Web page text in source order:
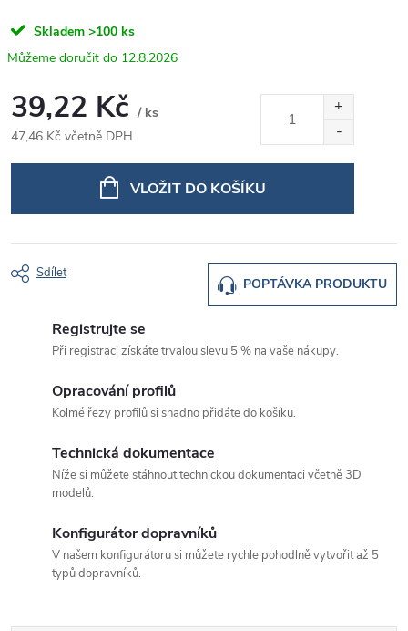
Skladem >100 ks
12.8.2026
39,22 Kč / ks
47,46 Kč včetně DPH
VLOŽIT DO KOŠÍKU
POPTÁVKA PRODUKTU
Sdílet
Registrujte se
Při registraci získáte trvalou slevu 5 % na vaše nákupy.
Opracování profilů
Kolmé řezy profilů si snadno přidáte do košíku.
Technická dokumentace
Níže si můžete stáhnout technickou dokumentaci včetně 3D
modelů.
Konfigurátor dopravníků
V našem konfigurátoru si můžete rychle pohodlně vytvořit až 5
typů dopravníků.